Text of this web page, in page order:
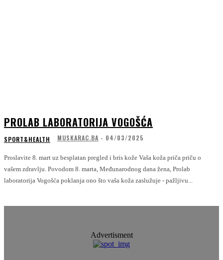
PROLAB LABORATORIJA VOGOŠĆA
SPORT&HEALTH MUSKARAC.BA - 04/03/2025
Proslavite 8. mart uz besplatan pregled i bris kože Vaša koža priča priču o
vašem zdravlju. Povodom 8. marta, Međunarodnog dana žena, Prolab
laboratorija Vogošća poklanja ono što vaša koža zaslužuje - pažljivu...
Advertisment